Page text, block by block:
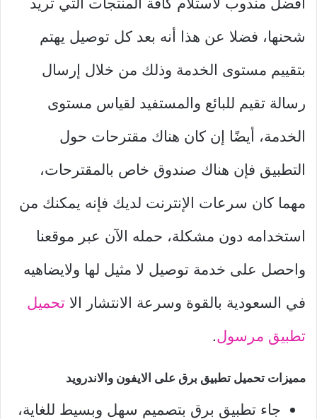
شحنها، فضلا عن هذا أنه بعد كل توصيل يهتم
بتقييم مستوى الخدمة وذلك من خلال إرسال
رسالة تقيم للبائع والمستفيد لقياس مستوى
الخدمة، أيضًا إن كان هناك مقترحات حول
التطبيق فإن هناك صندوق خاص بالمقترحات،
مهما كان سرعات الإنترنت لديك فإنه يمكنك من
استخدامه دون مشكلة، حمله الآن عبر موقعنا
واحصل على خدمة توصيل لا مثيل لها ولايضاهيه
في السعودية بالقوة وسرعة الانتشار الا تحميل
تطبيق مرسول.
مميزات تحميل تطبيق برق على الايفون والاندرويد
جاء تطبيق برق بتصميم سهل وبسيط للغاية،